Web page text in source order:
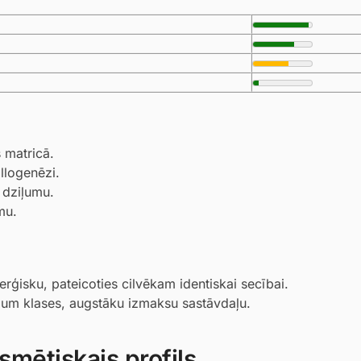
matricā.
pateicoties cilvēkam identiskai secībai.
klases, augstāku izmaksu sastāvdaļu.